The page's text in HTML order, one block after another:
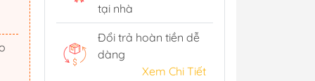
tại nhà
Đổi trả hoàn tiền dễ
dàng
Xem Chi Tiết